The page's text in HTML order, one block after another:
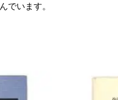
でいます。